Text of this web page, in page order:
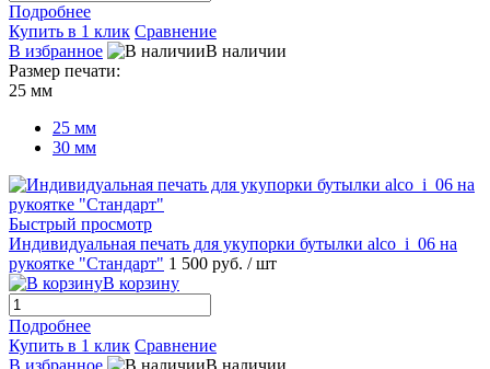
Подробнее
Купить в 1 клик Сравнение
В избранное
В наличии
Размер печати:
25 мм
25 мм
30 мм
Быстрый просмотр
Индивидуальная печать для укупорки бутылки alco_i_06 на
рукоятке "Стандарт" 1 500 руб. / шт
В корзину
Подробнее
Купить в 1 клик Сравнение
В избранное
В наличии